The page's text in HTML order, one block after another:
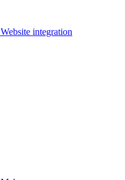
Website integration